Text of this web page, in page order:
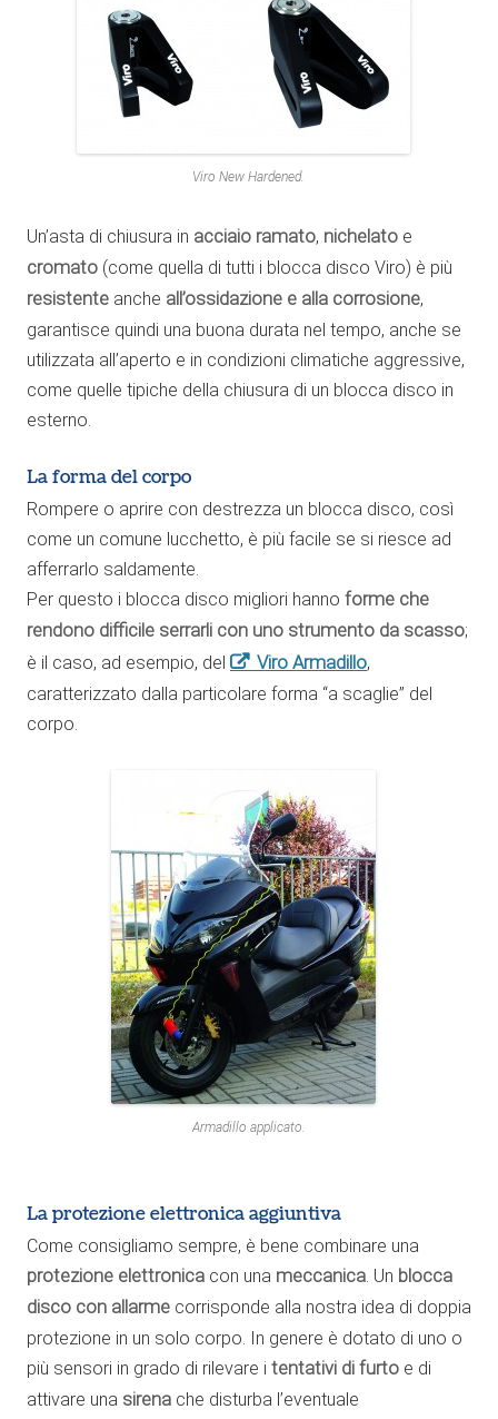
Viro New Hardened.
Un’asta di chiusura in acciaio ramato, nichelato e
cromato (come quella di tutti i blocca disco Viro) è più
resistente anche all’ossidazione e alla corrosione,
garantisce quindi una buona durata nel tempo, anche se
utilizzata all’aperto e in condizioni climatiche aggressive,
come quelle tipiche della chiusura di un blocca disco in
esterno.
La forma del corpo
Rompere o aprire con destrezza un blocca disco, così
come un comune lucchetto, è più facile se si riesce ad
afferrarlo saldamente.
Per questo i blocca disco migliori hanno forme che
rendono difficile serrarli con uno strumento da scasso;
è il caso, ad esempio, del
Viro Armadillo,
caratterizzato dalla particolare forma “a scaglie” del
corpo.
Armadillo applicato.
La protezione elettronica aggiuntiva
Come consigliamo sempre, è bene combinare una
protezione elettronica con una meccanica. Un blocca
disco con allarme corrisponde alla nostra idea di doppia
protezione in un solo corpo. In genere è dotato di uno o
più sensori in grado di rilevare i tentativi di furto e di
attivare una sirena che disturba l’eventuale